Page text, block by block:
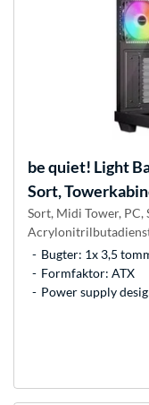
be quiet! Light
Sort,
Sort, Midi Tower, PC,
Bugter: 1x 3,5
Formfaktor: ATX
Power supply